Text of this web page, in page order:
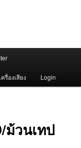
รื่องเสียง Login
ม้วนเทป